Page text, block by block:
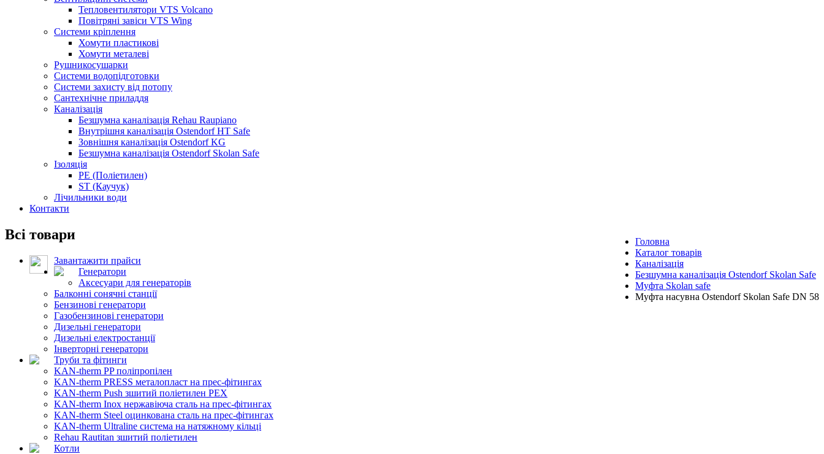
Тепловентилятори VTS Volcano
Повітряні завіси VTS Wing
Системи кріплення
Хомути пластикові
Хомути металеві
Рушникосушарки
Системи водопідготовки
Системи захисту від потопу
Сантехнічне приладдя
Каналізація
Безшумна каналізація Rehau Raupiano
Внутрішня каналізація Ostendorf HT Safe
Зовнішня каналізація Ostendorf KG
Безшумна каналізація Ostendorf Skolan Safe
Ізоляція
PE (Поліетилен)
ST (Каучук)
Лічильники води
Контакти
Головна
Каталог товарів
Каналізація
Безшумна каналізація Ostendorf Skolan Safe
Муфта Skolan safe
Муфта насувна Ostendorf Skolan Safe DN 58
Всі товари
Завантажити прайси
Генератори
Аксесуари для генераторів
Балконні сонячні станції
Бензинові генератори
Газобензинові генератори
Дизельні генератори
Дизельні електростанції
Інверторні генератори
Труби та фітинги
KAN-therm PP поліпропілен
KAN-therm PRESS металопласт на прес-фітингах
KAN-therm Push зшитий поліетилен PEX
KAN-therm Inox нержавіюча сталь на прес-фітингах
KAN-therm Steel оцинкована сталь на прес-фітингах
KAN-therm Ultraline система на натяжному кільці
Rehau Rautitan зшитий поліетилен
Котли